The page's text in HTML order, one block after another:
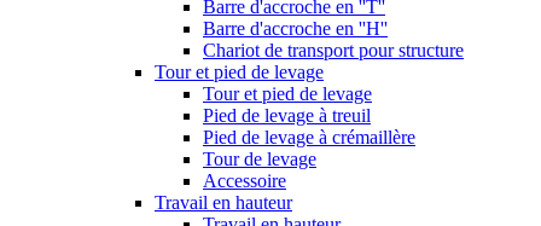
Barre d'accroche en ''T''
Barre d'accroche en ''H''
Chariot de transport pour structure
Tour et pied de levage
Tour et pied de levage
Pied de levage à treuil
Pied de levage à crémaillère
Tour de levage
Accessoire
Travail en hauteur